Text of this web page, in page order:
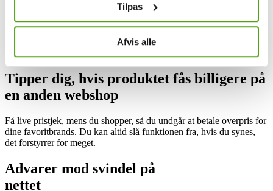
Tilpas
Afvis alle
automatisk rabatkoder og anvender den med størst rabat direkte til
din indkøbskurv - alt med kun ét klik for dig.
Tipper dig, hvis produktet fås billigere på
en anden webshop
Få live pristjek, mens du shopper, så du undgår at betale overpris for
dine favoritbrands. Du kan altid slå funktionen fra, hvis du synes,
det forstyrrer for meget.
Advarer mod svindel på
nettet